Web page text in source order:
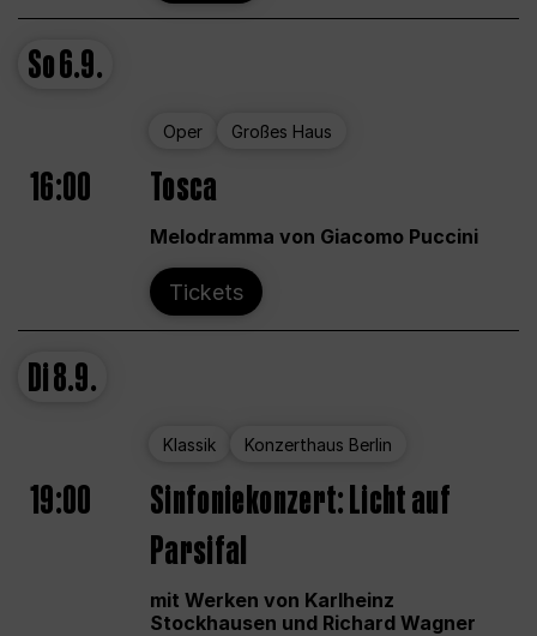
So6.9.
Oper Großes Haus
16:00 Tosca
Melodramma von Giacomo Puccini
Tickets
Di8.9.
Klassik Konzerthaus Berlin
19:00
Sinfoniekonzert: Licht auf
Parsifal
mit Werken von Karlheinz
Stockhausen und Richard Wagner